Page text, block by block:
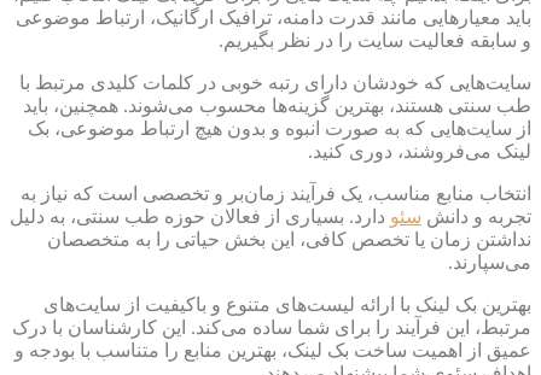
باید معیارهایی مانند قدرت دامنه، ترافیک ارگانیک، ارتباط موضوعی
و سابقه فعالیت سایت را در نظر بگیریم.
سایت‌هایی که خودشان دارای رتبه خوبی در کلمات کلیدی مرتبط با
طب سنتی هستند، بهترین گزینه‌ها محسوب می‌شوند. همچنین، باید
از سایت‌هایی که به صورت انبوه و بدون هیچ ارتباط موضوعی، بک
لینک می‌فروشند، دوری کنید.
انتخاب منابع مناسب، یک فرآیند زمان‌بر و تخصصی است که نیاز به
تجربه و دانش سئو دارد. بسیاری از فعالان حوزه طب سنتی، به دلیل
نداشتن زمان یا تخصص کافی، این بخش حیاتی را به متخصصان
می‌سپارند.
بهترین بک لینک با ارائه لیست‌های متنوع و باکیفیت از سایت‌های
مرتبط، این فرآیند را برای شما ساده می‌کند. این کارشناسان با درک
عمیق از اهمیت ساخت بک لینک، بهترین منابع را متناسب با بودجه و